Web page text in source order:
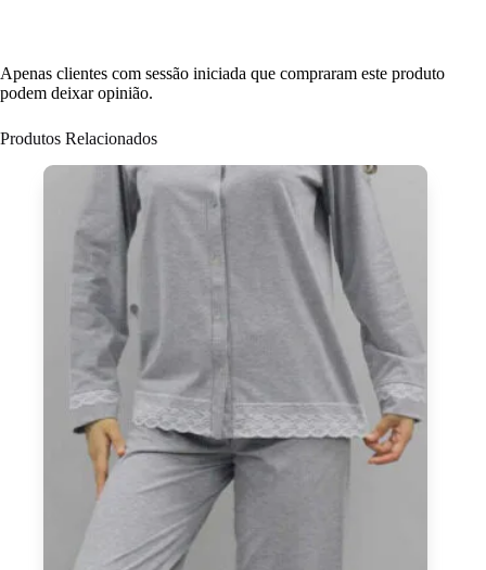
Apenas clientes com sessão iniciada que compraram este produto
podem deixar opinião.
Produtos Relacionados